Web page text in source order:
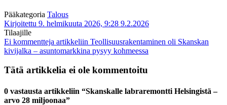
Pääkategoria Talous
Kirjoitettu 9. helmikuuta 2026, 9:28 9.2.2026
Tilaajille
Ei kommentteja artikkeliin Teollisuusrakentaminen oli Skanskan
kivijalka – asuntomarkkina pysyy kohmeessa
Tätä artikkelia ei ole kommentoitu
0 vastausta artikkeliin “Skanskalle labraremontti Helsingistä –
arvo 28 miljoonaa”